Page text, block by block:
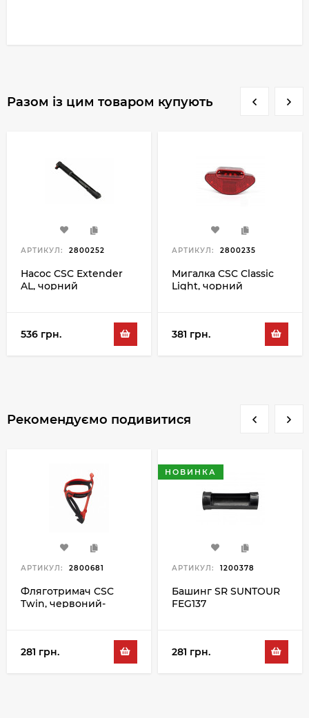
Разом із цим товаром купують
АРТИКУЛ: 2800252
Насос CSC Extender
AL, чорний
536 грн.
АРТИКУЛ: 2800235
Мигалка CSC Classic
Light, чорний
381 грн.
Рекомендуємо подивитися
АРТИКУЛ: 2800681
Фляготримач CSC
Twin, червоний-
281 грн.
НОВИНКА
АРТИКУЛ: 1200378
Башинг SR SUNTOUR
FEG137
281 грн.